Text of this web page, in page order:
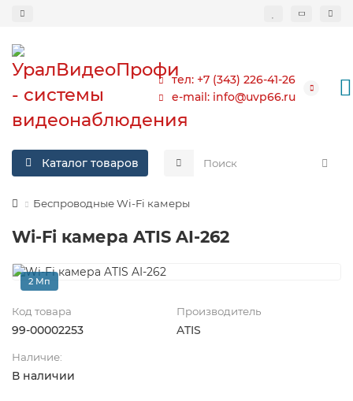
тел: +7 (343) 226-41-26
e-mail: info@uvp66.ru
Каталог товаров
Беспроводные Wi-Fi камеры
Wi-Fi камера ATIS AI-262
2 Мп
Код товара
99-00002253
Производитель
ATIS
Наличие:
В наличии